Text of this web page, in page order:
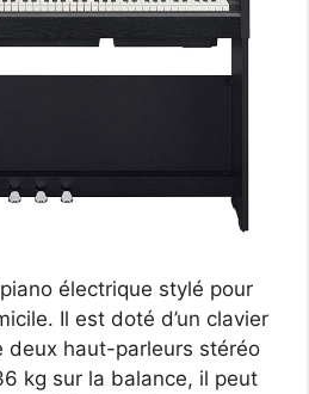
électrique stylé pour
Il est doté d’un clavier
deux haut-parleurs stéréo
kg sur la balance, il peut